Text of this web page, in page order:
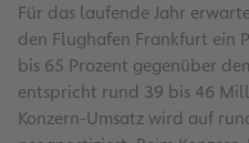
Für das laufende Jahr
den Flughafen Frankfurt ein
bis 65 Prozent gegenüber
entspricht rund 39 bis 46
Konzern-Umsatz wird auf